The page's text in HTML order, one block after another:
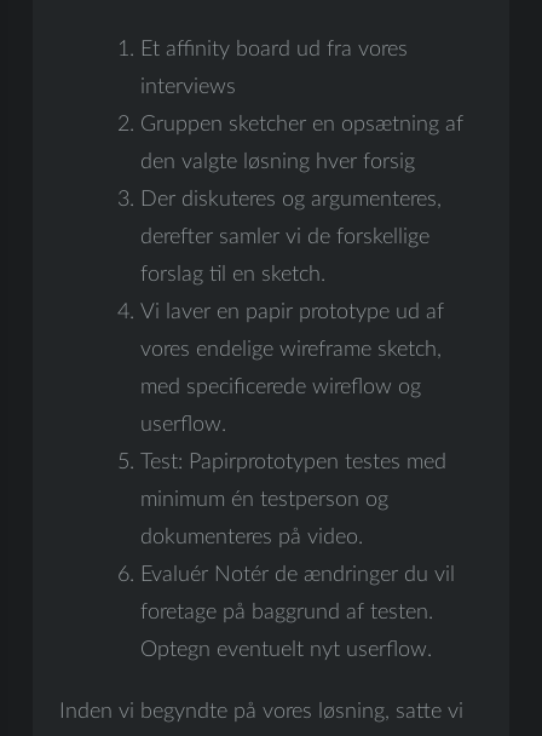
Et affinity board ud fra vores
interviews
Gruppen sketcher en opsætning af
den valgte løsning hver forsig
Der diskuteres og argumenteres,
derefter samler vi de forskellige
forslag til en sketch.
Vi laver en papir prototype ud af
vores endelige wireframe sketch,
med specificerede wireflow og
userflow.
Test: Papirprototypen testes med
minimum én testperson og
dokumenteres på video.
Evaluér Notér de ændringer du vil
foretage på baggrund af testen.
Optegn eventuelt nyt userflow.
Inden vi begyndte på vores løsning, satte vi